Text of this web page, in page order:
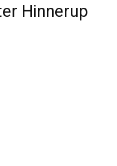
Hinnerup